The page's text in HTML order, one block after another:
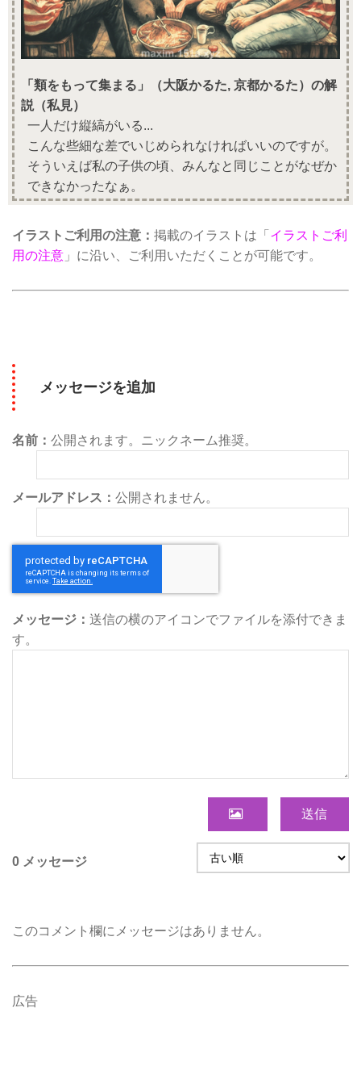
「類をもって集まる」（大阪かるた, 京都かるた）の解
説（私見）
一人だけ縦縞がいる...
こんな些細な差でいじめられなければいいのですが。
そういえば私の子供の頃、みんなと同じことがなぜか
できなかったなぁ。
イラストご利用の注意： 掲載のイラストは「 イラストご利
用の注意 」に沿い、ご利用いただくことが可能です。
メッセージを追加
名前： 公開されます。ニックネーム推奨。
メールアドレス： 公開されません。
メッセージ： 送信の横のアイコンでファイルを添付できま
す。
送信
0 メッセージ
このコメント欄にメッセージはありません。
広告